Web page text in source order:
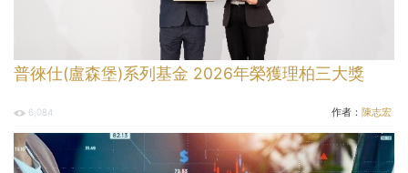
普徠仕(盧森堡)系列基金 2026年榮獲理柏三大獎
6,084 作者： 陳志宏